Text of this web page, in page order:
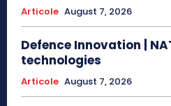
Articole August 7, 2026
Defence Innovation |
technologies
Articole August 7, 2026